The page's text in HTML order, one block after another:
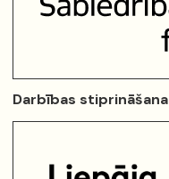
Darbības stiprināšana